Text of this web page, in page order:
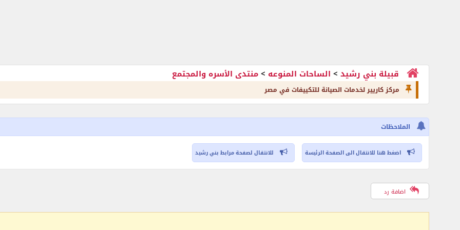
قبيلة بني رشيد > الساحات المنوعه >منتدى الأسره والمجتمع
مركز كاريير لخدمات الصيانة للتكييفات في مصر
الملاحظات
اضغط هنا للانتقال الى الصفحة الرئيسة للانتقال لصفحة مرابط بني رشيد
اضافة رد